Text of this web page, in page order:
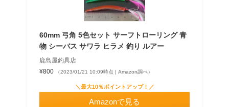
60mm 弓角 5色セット サーフトローリング 青
物 シーバス サワラ ヒラメ 釣り ルアー
鹿島屋釣具店
¥800
（2023/01/21 10:09時点 | Amazon調べ）
＼最大10％ポイントアップ！／
Amazonで見る